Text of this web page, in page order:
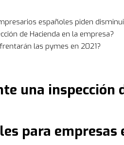
españoles piden
de Hacienda en la empresa?
las pymes en 2021?
una inspección
para empresas